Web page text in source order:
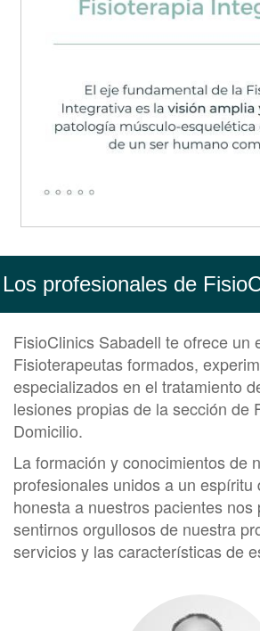
Los profesionales de
FisioClinics Sabadell te ofrece un
Fisioterapeutas formados,
especializados en el tratamiento
lesiones propias de la sección de
Domicilio.
La formación y conocimientos de
profesionales unidos a un espíritu
honesta a nuestros pacientes nos
sentirnos orgullosos de nuestra
servicios y las características de